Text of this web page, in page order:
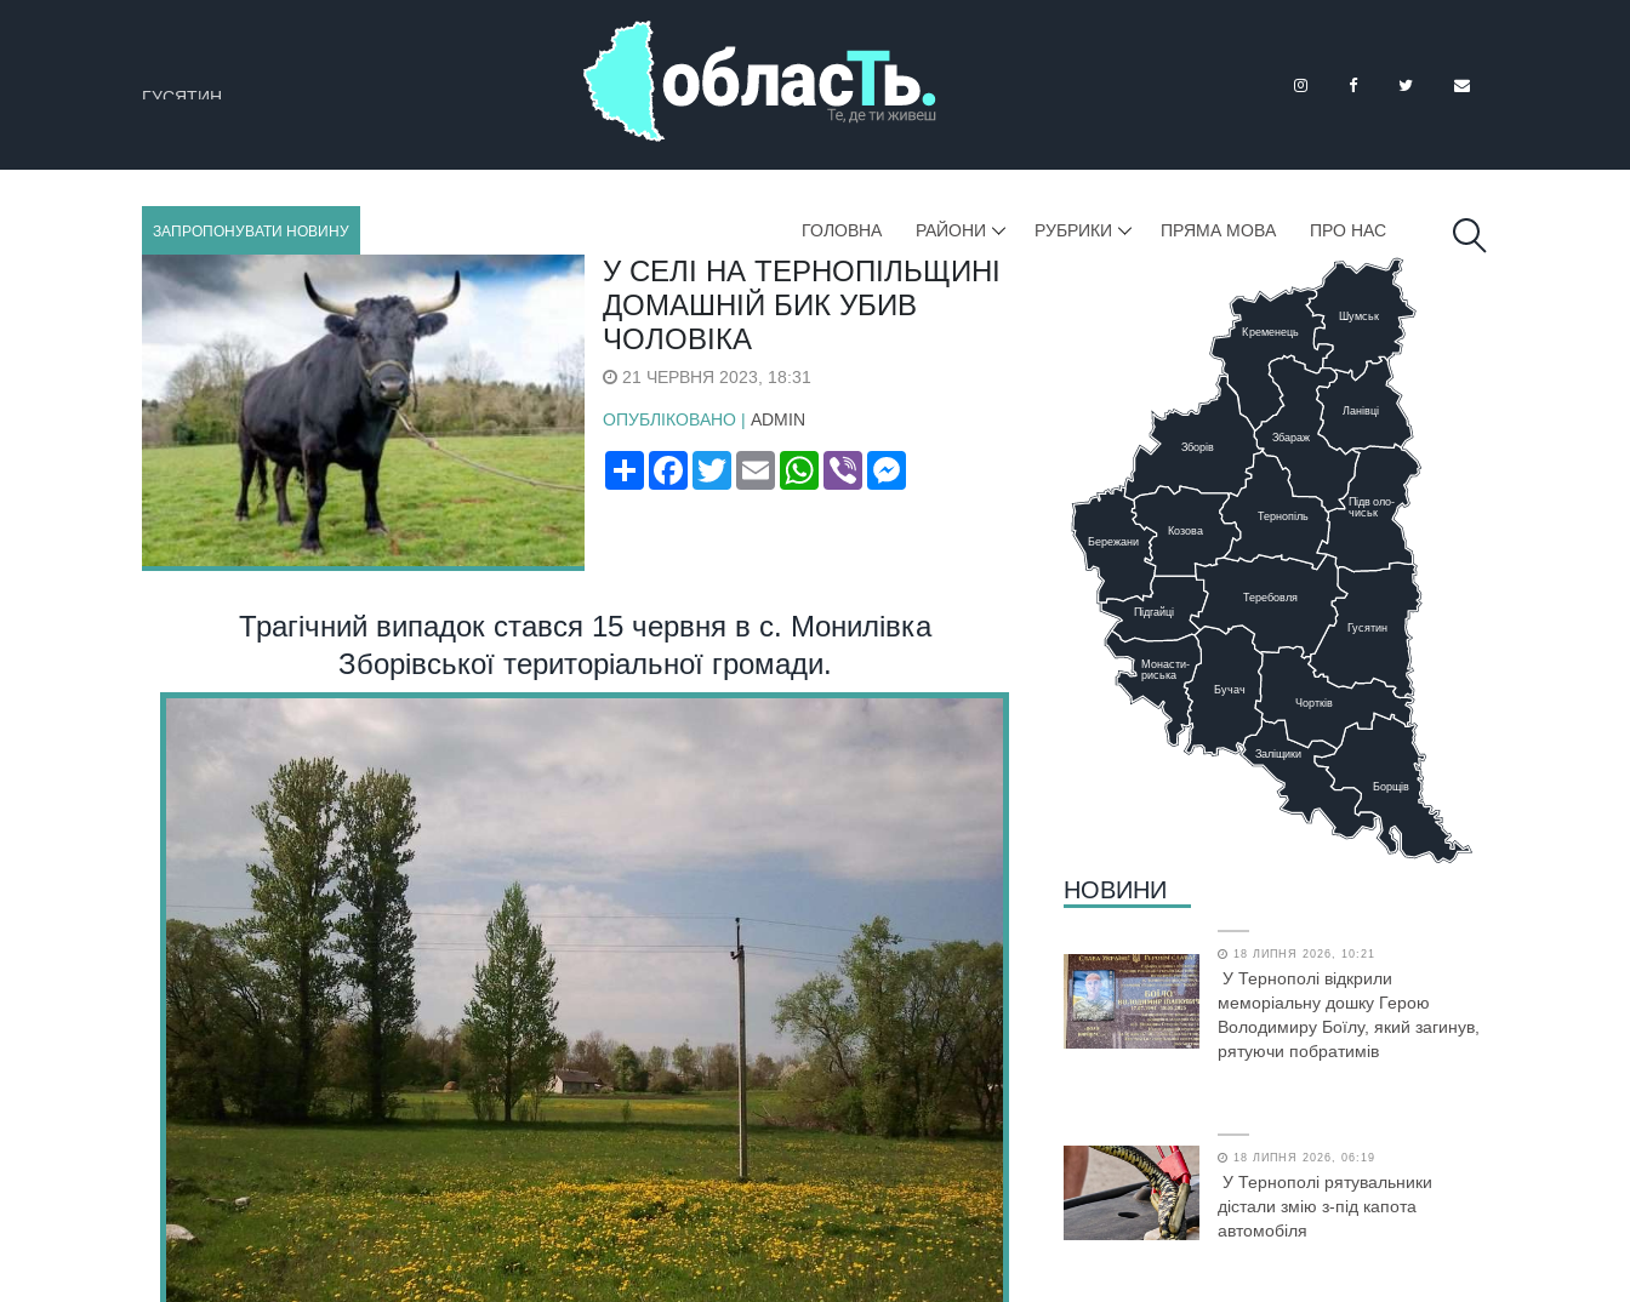
ЗАПРОПОНУВАТИ НОВИНУ ГОЛОВНА РАЙОНИ РУБРИКИ ПРЯМА МОВА ПРО НАС
У СЕЛІ НА ТЕРНОПІЛЬЩИНІ
ДОМАШНІЙ БИК УБИВ
ЧОЛОВІКА
21 ЧЕРВНЯ 2023, 18:31
ОПУБЛІКОВАНО | ADMIN
ПоширитиFacebook
TwitterEmail WhatsApp
Viber
Трагічний випадок стався 15 червня в с. Монилівка
Зборівської територіальної громади.
Тернопіль
Теребовля
Бучач
Заліщики
Борщів
Чортків
Гусятин
Підволо-
чиськ
Ланівці
Збараж
Шумськ
Кременець
Козова
Бережани
Підгайці
Зборів
Монасти-
риська
НОВИНИ
18 ЛИПНЯ 2026, 10:21
У Тернополі відкрили
меморіальну дошку Герою
Володимиру Боїлу, який загинув,
рятуючи побратимів
18 ЛИПНЯ 2026, 06:19
У Тернополі рятувальники
дістали змію з-під капота
автомобіля